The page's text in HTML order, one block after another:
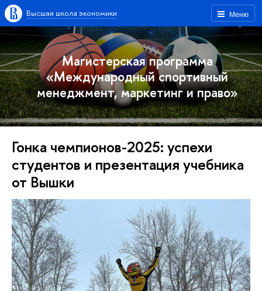
Меню
Высшая школа экономики
Магистерская программа
«Международный спортивный
менеджмент, маркетинг и право»
Гонка чемпионов-2025: успехи
студентов и презентация учебника
от Вышки